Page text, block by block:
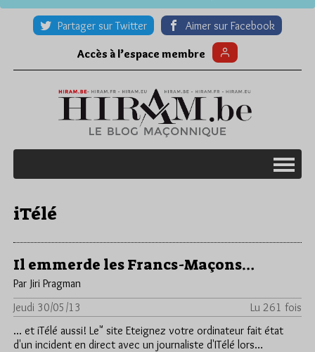
Partager sur Twitter Aimer sur Facebook
Accès à l’espace membre
iTélé
Il emmerde les Francs-Maçons…
Par Jiri Pragman
Jeudi 30/05/13
Lu 261 fois
... et iTélé aussi! Le" site Eteignez votre ordinateur fait état
d'un incident en direct avec un journaliste d'ITélé lors…